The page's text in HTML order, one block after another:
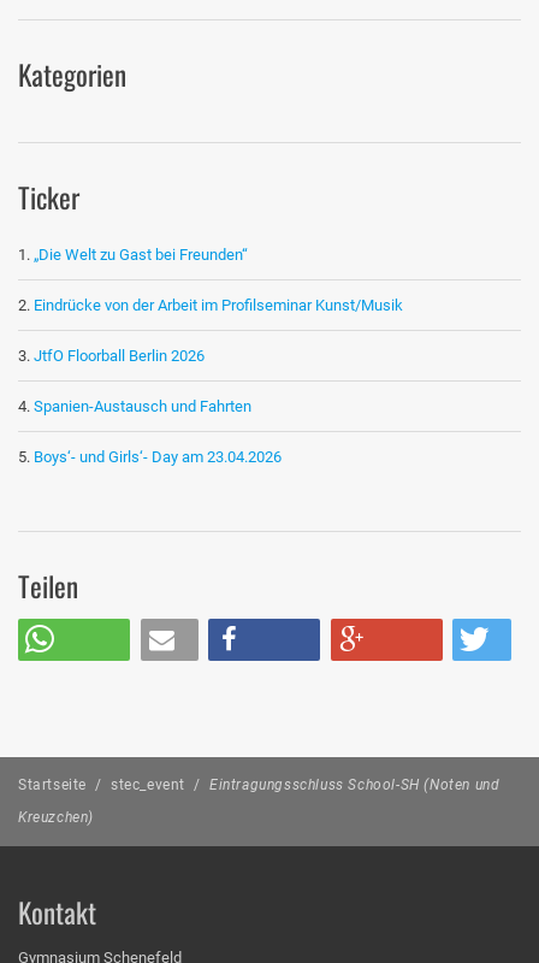
Kategorien
Ticker
„Die Welt zu Gast bei Freunden“
Eindrücke von der Arbeit im Profilseminar Kunst/Musik
JtfO Floorball Berlin 2026
Spanien-Austausch und Fahrten
Boys‘- und Girls‘- Day am 23.04.2026
Teilen
Startseite / stec_event / Eintragungsschluss School-SH (Noten und
Kreuzchen)
Kontakt
Gymnasium Schenefeld